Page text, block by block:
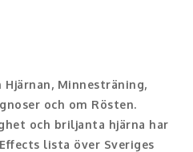
Hjärnan, Minnesträning,
och om Rösten.
och briljanta hjärna har
lista över Sveriges